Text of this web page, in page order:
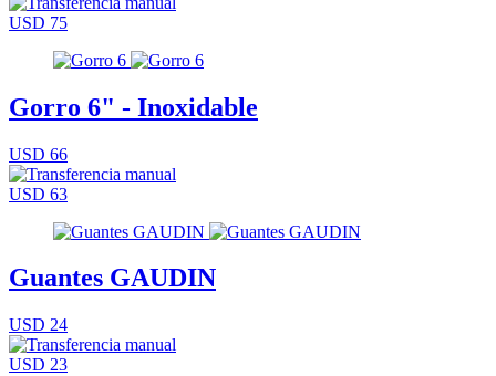
USD 75
Gorro 6" - Inoxidable
USD 66
USD 63
Guantes GAUDIN
USD 24
USD 23